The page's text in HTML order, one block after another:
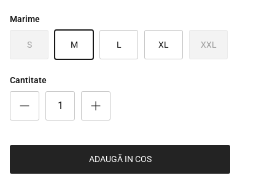
Marime
S M L XL XXL
Cantitate
ADAUGĂ IN COS